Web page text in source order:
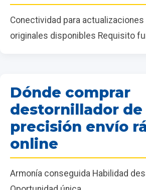
Conectividad para
originales disponibles Requisito
Dónde comprar
destornillador de
precisión envío
online
Armonía conseguida Habilidad